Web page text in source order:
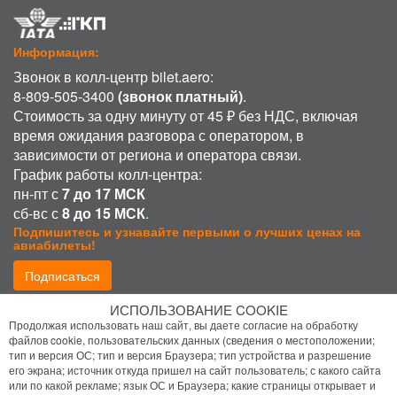
Информация:
Звонок в колл-центр bilet.aero:
8-809-505-3400 (звонок платный).
Стоимость за одну минуту от 45 ₽ без НДС, включая
время ожидания разговора с оператором, в
зависимости от региона и оператора связи.
График работы колл-центра:
пн-пт с7 до 17 МСК
сб-вс с8 до 15 МСК.
Подпишитесь и узнавайте первыми о лучших ценах на
авиабилеты!
Подписаться
Присоединиться:
ИСПОЛЬЗОВАНИЕ COOKIE
Продолжая использовать наш сайт, вы даете согласие на обработку
файлов cookie, пользовательских данных (сведения о местоположении;
тип и версия ОС; тип и версия Браузера; тип устройства и разрешение
его экрана; источник откуда пришел на сайт пользователь; с какого сайта
или по какой рекламе; язык ОС и Браузера; какие страницы открывает и